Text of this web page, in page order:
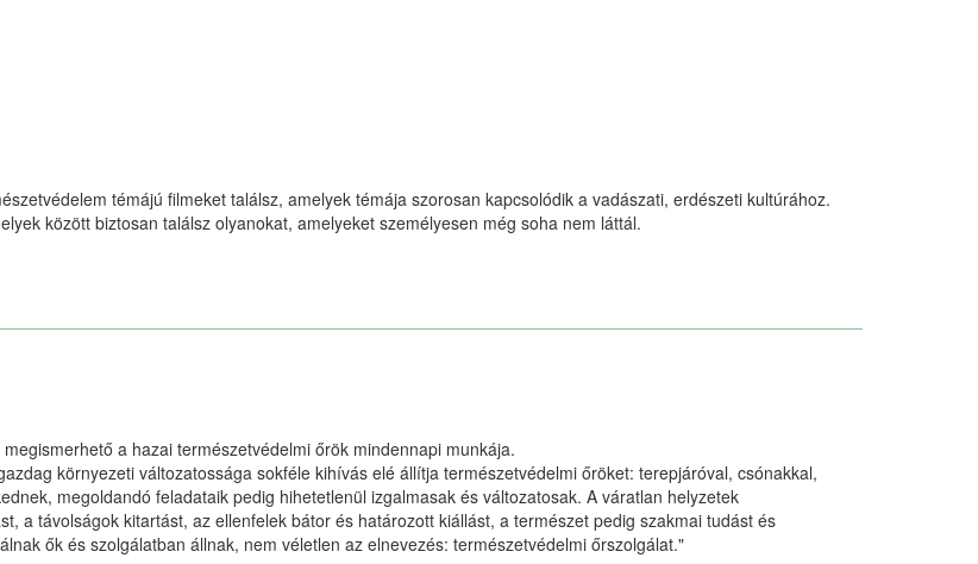
témájú filmeket találsz, amelyek témája szorosan kapcsolódik a vadászati, erdészeti kultúrához.
között biztosan találsz olyanokat, amelyeket személyesen még soha nem láttál.
a hazai természetvédelmi őrök mindennapi munkája.
környezeti változatossága sokféle kihívás elé állítja természetvédelmi őröket: terepjáróval, csónakkal,
megoldandó feladataik pedig hihetetlenül izgalmasak és változatosak. A váratlan helyzetek
a távolságok kitartást, az ellenfelek bátor és határozott kiállást, a természet pedig szakmai tudást és
ők és szolgálatban állnak, nem véletlen az elnevezés: természetvédelmi őrszolgálat."